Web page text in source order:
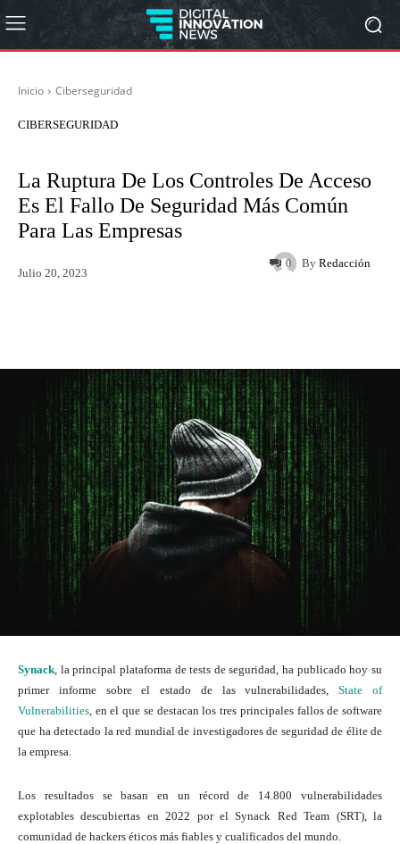
Inicio Ciberseguridad
CIBERSEGURIDAD
La Ruptura De Los Controles De Acceso
Es El Fallo De Seguridad Más Común
Para Las Empresas
By Redacción
Julio 20, 2023
0
Synack , la principal plataforma de tests de seguridad, ha publicado hoy su
primer informe sobre el estado de las vulnerabilidades,State of
Vulnerabilities , en el que se destacan los tres principales fallos de software
que ha detectado la red mundial de investigadores de seguridad de élite de
la empresa.
Los resultados se basan en un récord de 14.800 vulnerabilidades
explotables descubiertas en 2022 por el Synack Red Team (SRT), la
comunidad de hackers éticos más fiables y cualificados del mundo.